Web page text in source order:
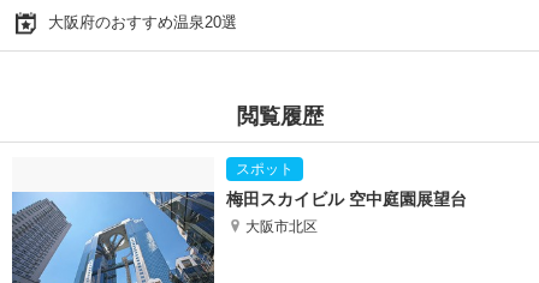
大阪府のおすすめ温泉20選
閲覧履歴
梅田スカイビル 空中庭園展望台
大阪市北区